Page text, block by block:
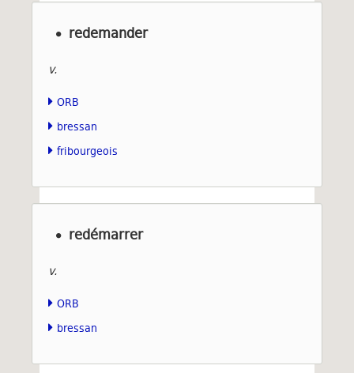
redemander
v.
ORB
bressan
fribourgeois
redémarrer
v.
ORB
bressan